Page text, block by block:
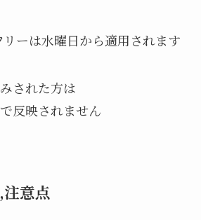
ーは水曜日から適用されます
された方は
反映されません
意点